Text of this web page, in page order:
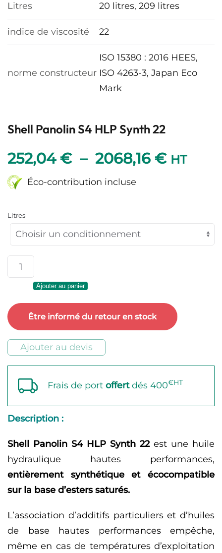
Litres 20 litres, 209 litres
indice de viscosité 22
norme constructeur
ISO 15380 : 2016 HEES,
ISO 4263-3, Japan Eco
Mark
Shell Panolin S4 HLP Synth 22
252,04€ – 2068,16 €Plage
252,04
à
HT
Éco-contribution incluse
Litres
quantité
de
Panolin
S4
HLP
Synth
Ajouter au panier
Être informé du retour en stock
Ajouter au devis
Frais de port offertdés 400€HT
Description :
Shell Panolin S4 HLP Synth 22est une huile
hydraulique hautes performances,
entièrement synthétique et écocompatible
sur la base d’esters saturés.
L’association d’additifs particuliers et d’huiles
de base hautes performances empêche,
même en cas de températures d’exploitation